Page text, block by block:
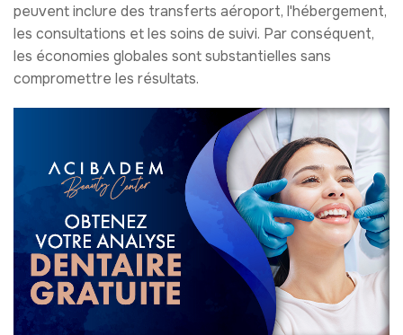
peuvent inclure des transferts aéroport, l'hébergement,
les consultations et les soins de suivi. Par conséquent,
les économies globales sont substantielles sans
compromettre les résultats.